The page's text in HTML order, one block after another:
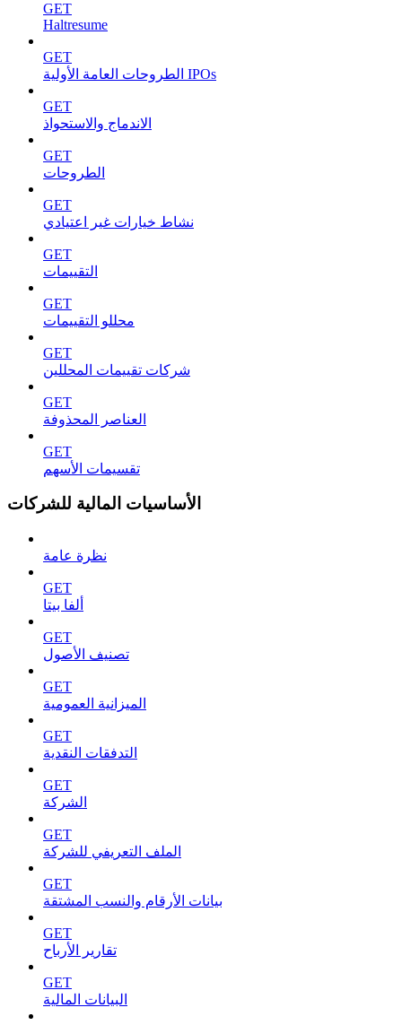
GET
Haltresume
GET
الطروحات العامة الأولية IPOs
GET
الاندماج والاستحواذ
GET
الطروحات
GET
نشاط خيارات غير اعتيادي
GET
التقييمات
GET
محللو التقييمات
GET
شركات تقييمات المحللين
GET
العناصر المحذوفة
GET
تقسيمات الأسهم
الأساسيات المالية للشركات
نظرة عامة
GET
ألفا بيتا
GET
تصنيف الأصول
GET
الميزانية العمومية
GET
التدفقات النقدية
GET
الشركة
GET
الملف التعريفي للشركة
GET
بيانات الأرقام والنسب المشتقة
GET
تقارير الأرباح
GET
البيانات المالية